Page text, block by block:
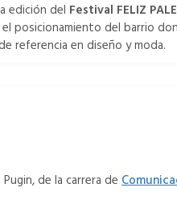
edición del Festival FELIZ
posicionamiento del barrio
referencia en diseño y moda.
de la carrera de